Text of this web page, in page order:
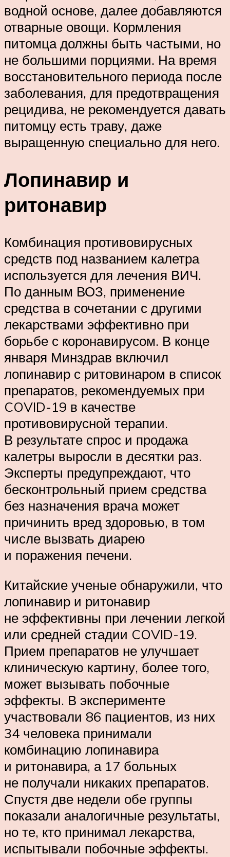
водной основе, далее добавляются
отварные овощи. Кормления
питомца должны быть частыми, но
не большими порциями. На время
восстановительного периода после
заболевания, для предотвращения
рецидива, не рекомендуется давать
питомцу есть траву, даже
выращенную специально для него.
Лопинавир и
ритонавир
Комбинация противовирусных
средств под названием калетра
используется для лечения ВИЧ.
По данным ВОЗ, применение
средства в сочетании с другими
лекарствами эффективно при
борьбе с коронавирусом. В конце
января Минздрав включил
лопинавир с ритовинаром в список
препаратов, рекомендуемых при
COVID-19 в качестве
противовирусной терапии.
В результате спрос и продажа
калетры выросли в десятки раз.
Эксперты предупреждают, что
бесконтрольный прием средства
без назначения врача может
причинить вред здоровью, в том
числе вызвать диарею
и поражения печени.
Китайские ученые обнаружили, что
лопинавир и ритонавир
не эффективны при лечении легкой
или средней стадии COVID-19.
Прием препаратов не улучшает
клиническую картину, более того,
может вызывать побочные
эффекты. В эксперименте
участвовали 86 пациентов, из них
34 человека принимали
комбинацию лопинавира
и ритонавира, а 17 больных
не получали никаких препаратов.
Спустя две недели обе группы
показали аналогичные результаты,
но те, кто принимал лекарства,
испытывали побочные эффекты.